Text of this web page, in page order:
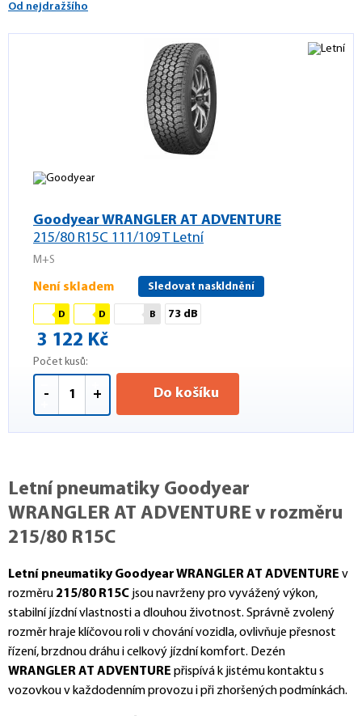
Od nejdražšího
Goodyear WRANGLER AT ADVENTURE
215/80 R15C 111/109 T Letní
M+S
Není skladem Sledovat naskldnění
D D B 73 dB
3 122 Kč
Počet kusů:
- + Do košíku
Letní pneumatiky Goodyear
WRANGLER AT ADVENTURE v rozměru
215/80 R15C
Letní pneumatiky Goodyear WRANGLER AT ADVENTURE v
rozměru 215/80 R15C jsou navrženy pro vyvážený výkon,
stabilní jízdní vlastnosti a dlouhou životnost. Správně zvolený
rozměr hraje klíčovou roli v chování vozidla, ovlivňuje přesnost
řízení, brzdnou dráhu i celkový jízdní komfort. Dezén
WRANGLER AT ADVENTURE přispívá k jistému kontaktu s
vozovkou v každodenním provozu i při zhoršených podmínkách.